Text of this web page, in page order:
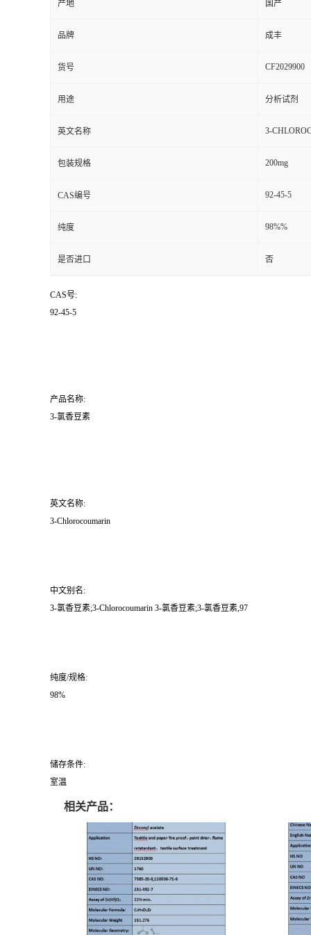
产地 国产
品牌 成丰
货号 CF2029900
用途 分析试剂
英文名称 3-
包装规格 200mg
CAS编号 92-45-5
纯度 98%%
是否进口 否
CAS号:
92-45-5
产品名称:
3-氯香豆素
英文名称:
3-Chlorocoumarin
中文别名:
3-氯香豆素;3-Chlorocoumarin 3-氯香豆素;3-氯香豆素,97
纯度/规格:
98%
储存条件:
室温
相关产品：